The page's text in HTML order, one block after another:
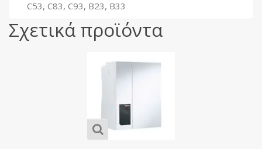
C53, C83, C93, B23, B33
Σχετικά προϊόντα